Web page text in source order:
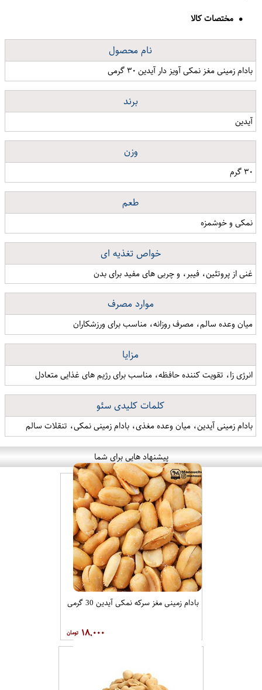
مختصات کالا
نام محصول
بادام زمینی مغز نمکی آویز دار آیدین ۳۰ گرمی
برند
آیدین
وزن
۳۰ گرم
طعم
نمکی و خوشمزه
خواص تغذیه ای
غنی از پروتئین، فیبر، و چربی های مفید برای بدن
موارد مصرف
میان وعده سالم، مصرف روزانه، مناسب برای ورزشکاران
مزایا
انرژی زا، تقویت کننده حافظه، مناسب برای رژیم های غذایی متعادل
کلمات کلیدی سئو
بادام زمینی آیدین، میان وعده مغذی، بادام زمینی نمکی، تنقلات سالم
پیشنهاد هایی برای شما
بادام زمینی مغز سرکه نمکی آیدین 30 گرمی
۱۸,۰۰۰